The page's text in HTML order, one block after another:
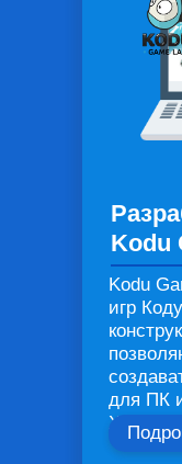
Kodu
Kodu
игр
для ПК
ХBOX